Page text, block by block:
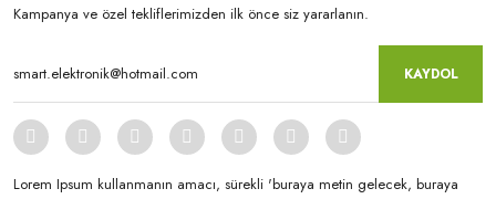
Kampanya ve özel tekliflerimizden ilk önce siz yararlanın.
KAYDOL
Lorem Ipsum kullanmanın amacı, sürekli 'buraya metin gelecek, buraya